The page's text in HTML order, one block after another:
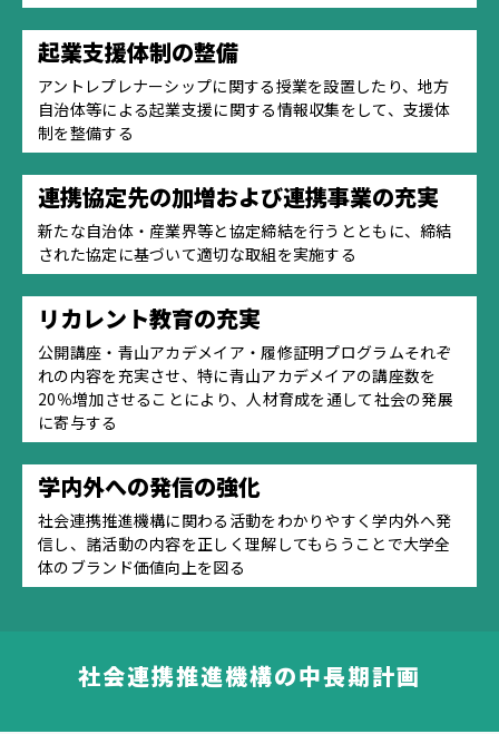
起業支援体制の整備
アントレプレナーシップに関する授業を設置したり、地方
自治体等による起業支援に関する情報収集をして、支援体
制を整備する
連携協定先の加増および連携事業の充実
新たな自治体・産業界等と協定締結を行うとともに、締結
された協定に基づいて適切な取組を実施する
リカレント教育の充実
公開講座・青山アカデメイア・履修証明プログラムそれぞ
れの内容を充実させ、特に青山アカデメイアの講座数を
20％増加させることにより、人材育成を通して社会の発展
に寄与する
学内外への発信の強化
社会連携推進機構に関わる活動をわかりやすく学内外へ発
信し、諸活動の内容を正しく理解してもらうことで大学全
体のブランド価値向上を図る
社会連携推進機構の中長期計画